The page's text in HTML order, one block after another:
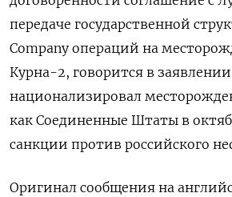
передаче государственной
Company операций на
Курна-​2, ‌говорится в
национализировал
как Соединенные Штаты в
санкции против российского
Оригинал сообщения ​на